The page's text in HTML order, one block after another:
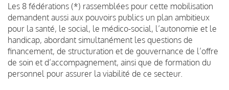
Les 8 fédérations (*) rassemblées pour cette mobilisation
demandent aussi aux pouvoirs publics un plan ambitieux
pour la santé, le social, le médico-social, l’autonomie et le
handicap, abordant simultanément les questions de
financement, de structuration et de gouvernance de l’offre
de soin et d’accompagnement, ainsi que de formation du
personnel pour assurer la viabilité de ce secteur.